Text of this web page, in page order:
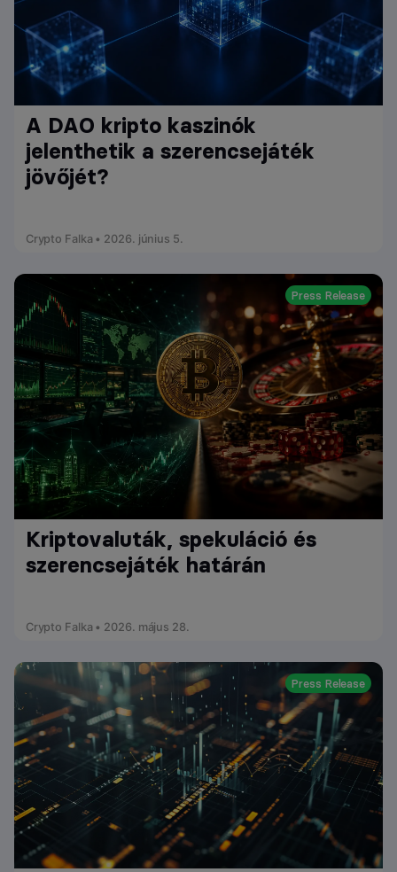
A DAO kripto kaszinók
jelenthetik a szerencsejáték
jövőjét?
Crypto Falka • 2026. június 5.
Press Release
Kriptovaluták, spekuláció és
szerencsejáték határán
Crypto Falka • 2026. május 28.
Press Release